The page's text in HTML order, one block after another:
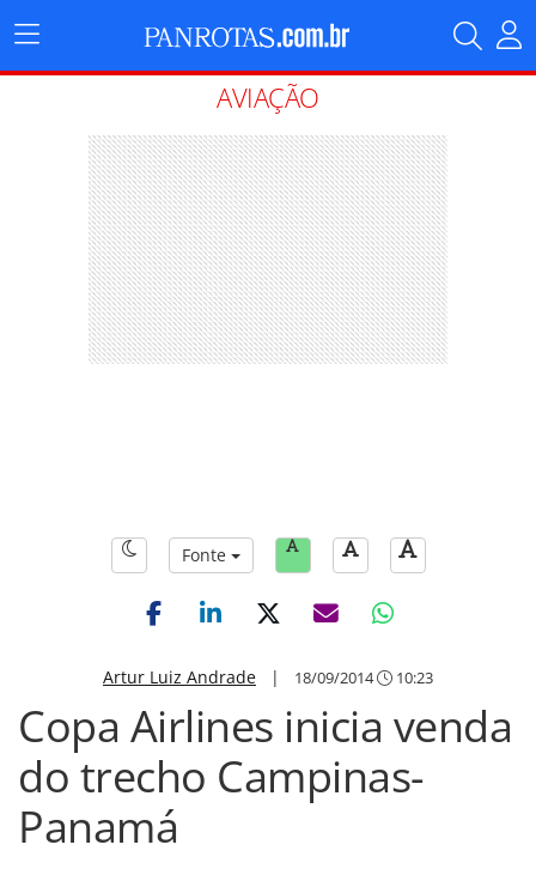
Menu
Principal
AVIAÇÃO
Fonte
Artur Luiz Andrade | 18/09/2014 10:23
Copa Airlines inicia venda
do trecho Campinas-
Panamá